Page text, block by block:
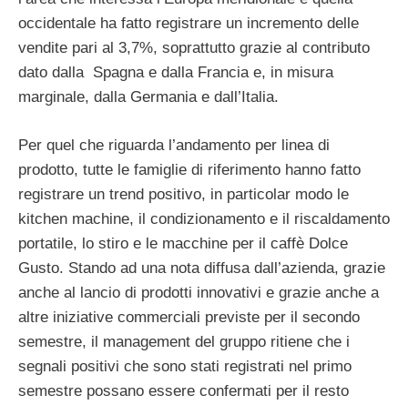
occidentale ha fatto registrare un incremento delle
vendite pari al 3,7%, soprattutto grazie al contributo
dato dalla Spagna e dalla Francia e, in misura
marginale, dalla Germania e dall’Italia.
Per quel che riguarda l’andamento per linea di
prodotto, tutte le famiglie di riferimento hanno fatto
registrare un trend positivo, in particolar modo le
kitchen machine, il condizionamento e il riscaldamento
portatile, lo stiro e le macchine per il caffè Dolce
Gusto. Stando ad una nota diffusa dall’azienda, grazie
anche al lancio di prodotti innovativi e grazie anche a
altre iniziative commerciali previste per il secondo
semestre, il management del gruppo ritiene che i
segnali positivi che sono stati registrati nel primo
semestre possano essere confermati per il resto